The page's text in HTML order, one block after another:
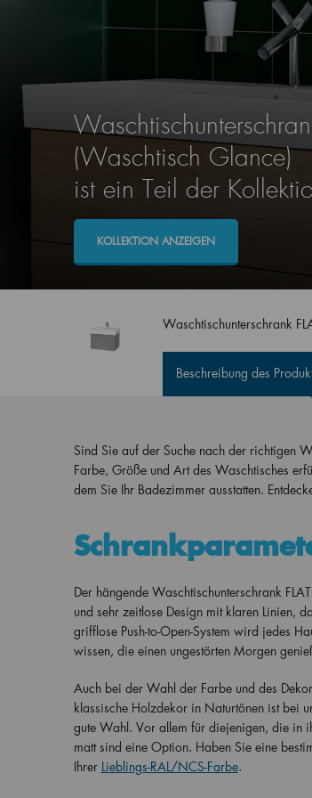
(Waschtisch Glance)
ist ein Teil der
KOLLEKTION ANZEIGEN
Waschtischunterschrank
Beschreibung des
Sind Sie auf der Suche nach der richtigen
Farbe, Größe und Art des Waschtisches
dem Sie Ihr Badezimmer ausstatten.
Der hängende Waschtischunterschrank
und sehr zeitlose Design mit klaren Linien,
grifflose Push-to-Open-System wird jedes
wissen, die einen ungestörten Morgen
Auch bei der Wahl der Farbe und des
klassische Holzdekor in Naturtönen ist bei
gute Wahl. Vor allem für diejenigen, die in
matt sind eine Option. Haben Sie eine
Ihrer Lieblings-RAL/NCS-Farbe.